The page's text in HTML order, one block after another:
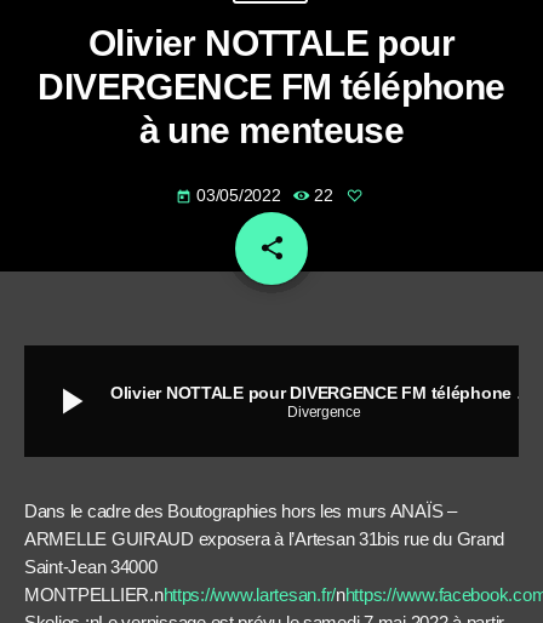
Olivier NOTTALE pour
DIVERGENCE FM téléphone
à une menteuse
today 03/05/2022 22
share
email
play_arrow Olivier NOTTALE pour DIVERGENCE FM téléphone à une menteuse
Divergence
Dans le cadre des Boutographies hors les murs ANAÏS –
ARMELLE GUIRAUD exposera à l’Artesan 31bis rue du Grand
Saint-Jean 34000
MONTPELLIER.nhttps://www.lartesan.fr/nhttps://